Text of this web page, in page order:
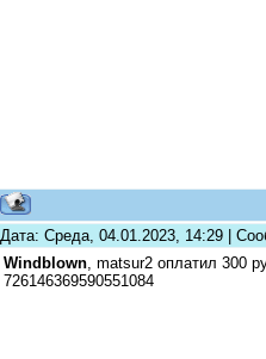
Дата: Среда, 04.01.2023, 14:29 |
Windblown , matsur2 оплатил 300
726146369590551084